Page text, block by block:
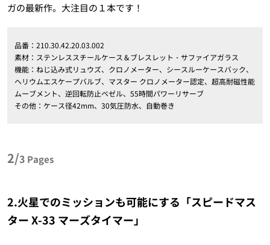
ガの最新作。大注目の１本です！
品番：210.30.42.20.03.002
素材：ステンレススチールケース＆ブレスレット・サファイアガラス
機能：ねじ込み式リュウズ、クロノメーター、シースルーケースバック、
ヘリウムエスケープバルブ、マスター クロノメーター認定、超高耐磁性能
ムーブメント、逆回転防止ベゼル、55時間パワーリサーブ
その他：ケース径42mm、30気圧防水、自動巻き
2/3 Pages
2.火星でのミッションも可能にする「スピードマス
ター X-33 マーズタイマー」